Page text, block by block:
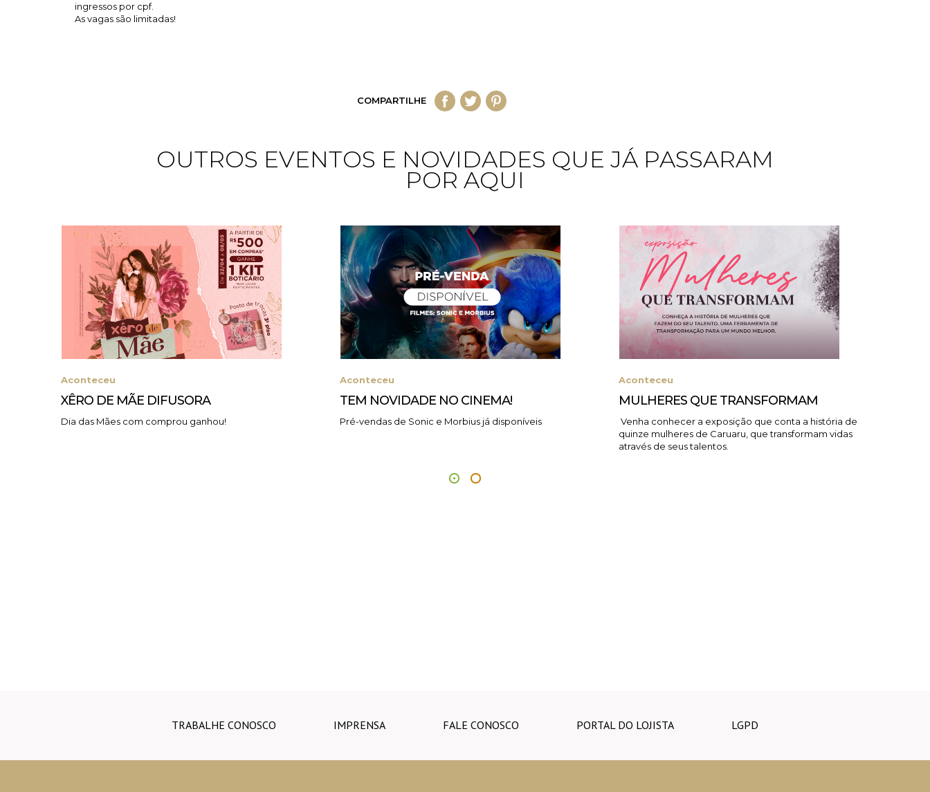
ingressos por cpf.
As vagas são limitadas!
COMPARTILHE
OUTROS EVENTOS E NOVIDADES QUE JÁ PASSARAM
POR AQUI
Aconteceu
XÊRO DE MÃE DIFUSORA
Dia das Mães com comprou ganhou!
Aconteceu
TEM NOVIDADE NO CINEMA!
Pré-vendas de Sonic e Morbius já disponíveis
Aconteceu
MULHERES QUE TRANSFORMAM
Venha conhecer a exposição que conta a história de
quinze mulheres de Caruaru, que transformam vidas
através de seus talentos.
TRABALHE CONOSCO IMPRENSA FALE CONOSCO PORTAL DO LOJISTA LGPD